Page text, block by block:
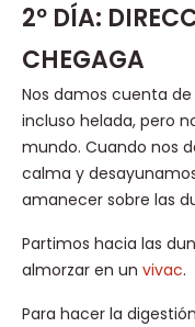
2º DÍA:
CHEGAGA
Nos damos cuenta
incluso helada, pero
mundo. Cuando nos
calma y
amanecer sobre las
Partimos hacia las
almorzar en un vivac.
Para hacer la